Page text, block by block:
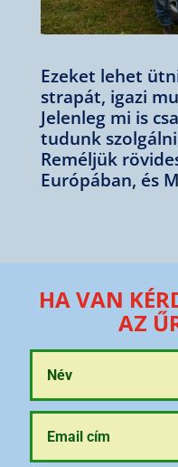
Ezeket lehet
strapát, igazi
Jelenleg mi is
tudunk
Reméljük
Európában, és
HA VAN
AZ